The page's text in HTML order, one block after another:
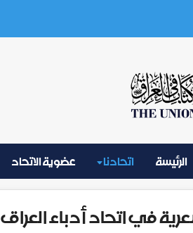
الرئيسة اتحادنا عضوية الاتحاد
في اتحاد أدباء العراق